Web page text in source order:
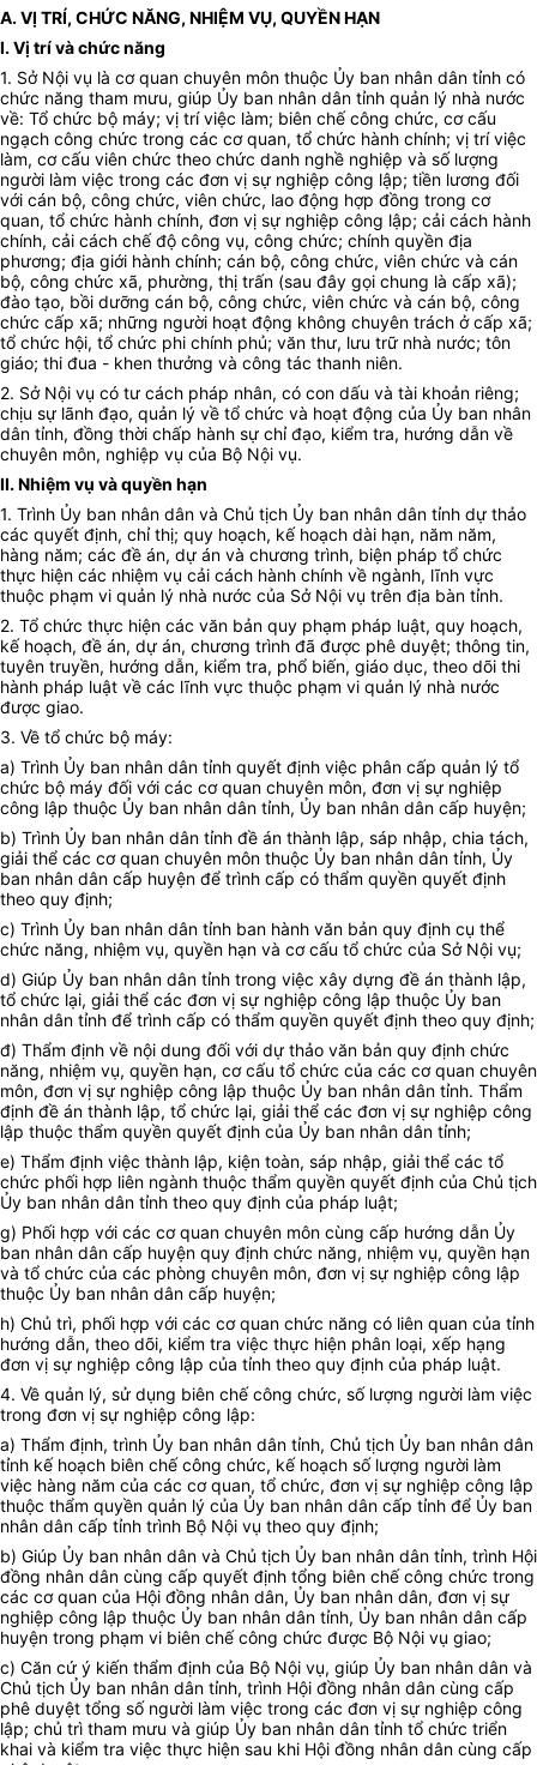
A. VỊ TRÍ, CHỨC NĂNG, NHIỆM VỤ, QUYỀN HẠN
I. Vị trí và chức năng
1. Sở Nội vụ là cơ quan chuyên môn thuộc Ủy ban nhân dân tỉnh có
chức năng tham mưu, giúp Ủy ban nhân dân tỉnh quản lý nhà nước
về: Tổ chức bộ máy; vị trí việc làm; biên chế công chức, cơ cấu
ngạch công chức trong các cơ quan, tổ chức hành chính; vị trí việc
làm, cơ cấu viên chức theo chức danh nghề nghiệp và số lượng
người làm việc trong các đơn vị sự nghiệp công lập; tiền lương đối
với cán bộ, công chức, viên chức, lao động hợp đồng trong cơ
quan, tổ chức hành chính, đơn vị sự nghiệp công lập; cải cách hành
chính, cải cách chế độ công vụ, công chức; chính quyền địa
phương; địa giới hành chính; cán bộ, công chức, viên chức và cán
bộ, công chức xã, phường, thị trấn (sau đây gọi chung là cấp xã);
đào tạo, bồi dưỡng cán bộ, công chức, viên chức và cán bộ, công
chức cấp xã; những người hoạt động không chuyên trách ở cấp xã;
tổ chức hội, tổ chức phi chính phủ; văn thư, lưu trữ nhà nước; tôn
giáo; thi đua - khen thưởng và công tác thanh niên.
2. Sở Nội vụ có tư cách pháp nhân, có con dấu và tài khoản riêng;
chịu sự lãnh đạo, quản lý về tổ chức và hoạt động của Ủy ban nhân
dân tỉnh, đồng thời chấp hành sự chỉ đạo, kiểm tra, hướng dẫn về
chuyên môn, nghiệp vụ của Bộ Nội vụ.
II. Nhiệm vụ và quyền hạn
1. Trình Ủy ban nhân dân và Chủ tịch Ủy ban nhân dân tỉnh dự thảo
các quyết định, chỉ thị; quy hoạch, kế hoạch dài hạn, năm năm,
hàng năm; các đề án, dự án và chương trình, biện pháp tổ chức
thực hiện các nhiệm vụ cải cách hành chính về ngành, lĩnh vực
thuộc phạm vi quản lý nhà nước của Sở Nội vụ trên địa bàn tỉnh.
2. Tổ chức thực hiện các văn bản quy phạm pháp luật, quy hoạch,
kế hoạch, đề án, dự án, chương trình đã được phê duyệt; thông tin,
tuyên truyền, hướng dẫn, kiểm tra, phổ biến, giáo dục, theo dõi thi
hành pháp luật về các lĩnh vực thuộc phạm vi quản lý nhà nước
được giao.
3. Về tổ chức bộ máy:
a) Trình Ủy ban nhân dân tỉnh quyết định việc phân cấp quản lý tổ
chức bộ máy đối với các cơ quan chuyên môn, đơn vị sự nghiệp
công lập thuộc Ủy ban nhân dân tỉnh, Ủy ban nhân dân cấp huyện;
b) Trình Ủy ban nhân dân tỉnh đề án thành lập, sáp nhập, chia tách,
giải thể các cơ quan chuyên môn thuộc Ủy ban nhân dân tỉnh, Ủy
ban nhân dân cấp huyện để trình cấp có thẩm quyền quyết định
theo quy định;
c) Trình Ủy ban nhân dân tỉnh ban hành văn bản quy định cụ thể
chức năng, nhiệm vụ, quyền hạn và cơ cấu tổ chức của Sở Nội vụ;
d) Giúp Ủy ban nhân dân tỉnh trong việc xây dựng đề án thành lập,
tổ chức lại, giải thể các đơn vị sự nghiệp công lập thuộc Ủy ban
nhân dân tỉnh để trình cấp có thẩm quyền quyết định theo quy định;
đ) Thẩm định về nội dung đối với dự thảo văn bản quy định chức
năng, nhiệm vụ, quyền hạn, cơ cấu tổ chức của các cơ quan chuyên
môn, đơn vị sự nghiệp công lập thuộc Ủy ban nhân dân tỉnh. Thẩm
định đề án thành lập, tổ chức lại, giải thể các đơn vị sự nghiệp công
lập thuộc thẩm quyền quyết định của Ủy ban nhân dân tỉnh;
e) Thẩm định việc thành lập, kiện toàn, sáp nhập, giải thể các tổ
chức phối hợp liên ngành thuộc thẩm quyền quyết định của Chủ tịch
Ủy ban nhân dân tỉnh theo quy định của pháp luật;
g) Phối hợp với các cơ quan chuyên môn cùng cấp hướng dẫn Ủy
ban nhân dân cấp huyện quy định chức năng, nhiệm vụ, quyền hạn
và tổ chức của các phòng chuyên môn, đơn vị sự nghiệp công lập
thuộc Ủy ban nhân dân cấp huyện;
h) Chủ trì, phối hợp với các cơ quan chức năng có liên quan của tỉnh
hướng dẫn, theo dõi, kiểm tra việc thực hiện phân loại, xếp hạng
đơn vị sự nghiệp công lập của tỉnh theo quy định của pháp luật.
4. Về quản lý, sử dụng biên chế công chức, số lượng người làm việc
trong đơn vị sự nghiệp công lập:
a) Thẩm định, trình Ủy ban nhân dân tỉnh, Chủ tịch Ủy ban nhân dân
tỉnh kế hoạch biên chế công chức, kế hoạch số lượng người làm
việc hàng năm của các cơ quan, tổ chức, đơn vị sự nghiệp công lập
thuộc thẩm quyền quản lý của Ủy ban nhân dân cấp tỉnh để Ủy ban
nhân dân cấp tỉnh trình Bộ Nội vụ theo quy định;
b) Giúp Ủy ban nhân dân và Chủ tịch Ủy ban nhân dân tỉnh, trình Hội
đồng nhân dân cùng cấp quyết định tổng biên chế công chức trong
các cơ quan của Hội đồng nhân dân, Ủy ban nhân dân, đơn vị sự
nghiệp công lập thuộc Ủy ban nhân dân tỉnh, Ủy ban nhân dân cấp
huyện trong phạm vi biên chế công chức được Bộ Nội vụ giao;
c) Căn cứ ý kiến thẩm định của Bộ Nội vụ, giúp Ủy ban nhân dân và
Chủ tịch Ủy ban nhân dân tỉnh, trình Hội đồng nhân dân cùng cấp
phê duyệt tổng số người làm việc trong các đơn vị sự nghiệp công
lập; chủ trì tham mưu và giúp Ủy ban nhân dân tỉnh tổ chức triển
khai và kiểm tra việc thực hiện sau khi Hội đồng nhân dân cùng cấp